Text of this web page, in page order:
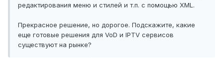
редактирования меню и стилей и т.п. с помощью XML.
Прекрасное решение, но дорогое. Подскажите, какие
еще готовые решения для VoD и IPTV сервисов
существуют на рынке?